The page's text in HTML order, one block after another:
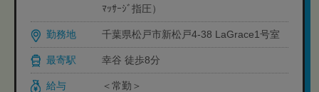
ﾏｯｻｰｼﾞ指圧）
勤務地 千葉県松戸市新松戸4-38 LaGrace1号室
最寄駅 幸谷 徒歩8分
給与
＜常勤＞